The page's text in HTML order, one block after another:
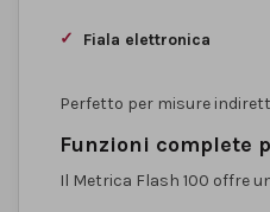
Fiala elettronica
Perfetto per misure
Funzioni complete
Il Metrica Flash 100 offre